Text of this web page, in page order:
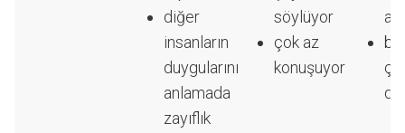
diğer
insanların
duygularını
anlamada
zayıflık
söylüyor
çok az
konuşuyor